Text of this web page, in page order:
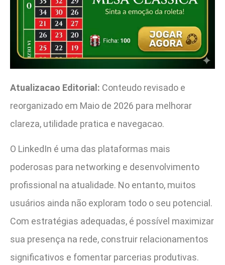
Atualizacao Editorial: Conteudo revisado e
reorganizado em Maio de 2026 para melhorar
clareza, utilidade pratica e navegacao.
O LinkedIn é uma das plataformas mais
poderosas para networking e desenvolvimento
profissional na atualidade. No entanto, muitos
usuários ainda não exploram todo o seu potencial.
Com estratégias adequadas, é possível maximizar
sua presença na rede, construir relacionamentos
significativos e fomentar parcerias produtivas.